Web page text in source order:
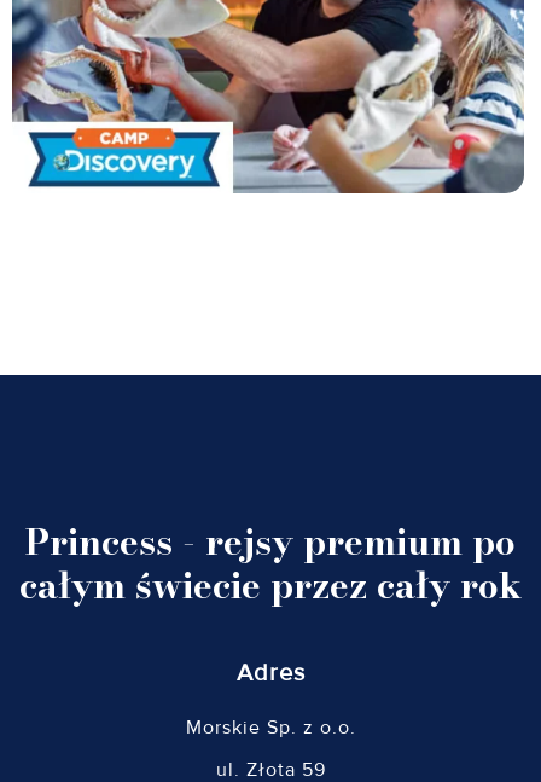
Princess - rejsy premium po
całym świecie przez cały rok
Adres
Morskie Sp. z o.o.
ul. Złota 59